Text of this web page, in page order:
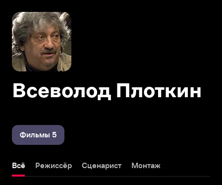
Всеволод Плоткин
Фильмы 5
Всё Режиссёр Сценарист Монтаж